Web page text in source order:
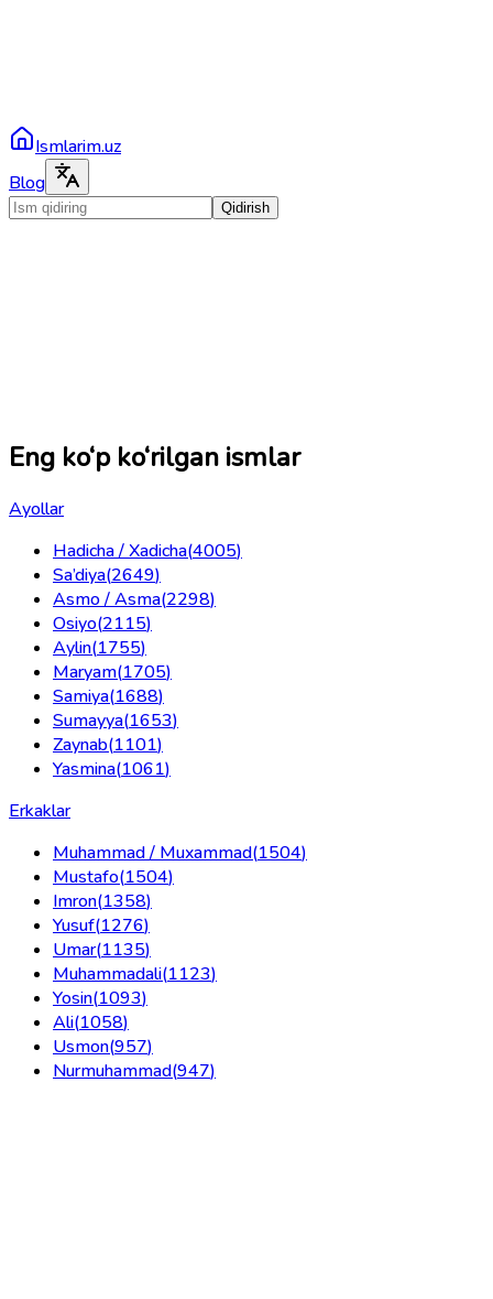
Ismlarim.uz
Blog
Qidirish
Eng ko‘p ko‘rilgan ismlar
Ayollar
Hadicha / Xadicha(4005)
Sa’diya(2649)
Asmo / Asma(2298)
Osiyo(2115)
Aylin(1755)
Maryam(1705)
Samiya(1688)
Sumayya(1653)
Zaynab(1101)
Yasmina(1061)
Erkaklar
Muhammad / Muxammad(1504)
Mustafo(1504)
Imron(1358)
Yusuf(1276)
Umar(1135)
Muhammadali(1123)
Yosin(1093)
Ali(1058)
Usmon(957)
Nurmuhammad(947)